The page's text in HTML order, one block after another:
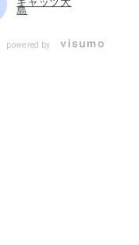
島
powered by